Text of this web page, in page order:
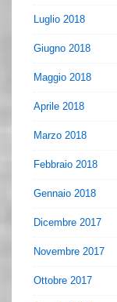
Luglio 2018
Giugno 2018
Maggio 2018
Aprile 2018
Marzo 2018
Febbraio 2018
Gennaio 2018
Dicembre 2017
Novembre 2017
Ottobre 2017